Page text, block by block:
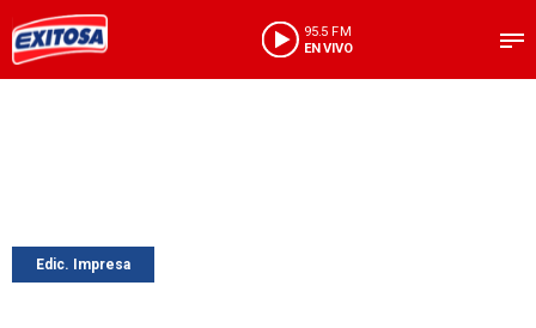
95.5 FM
EN VIVO
Edic. Impresa